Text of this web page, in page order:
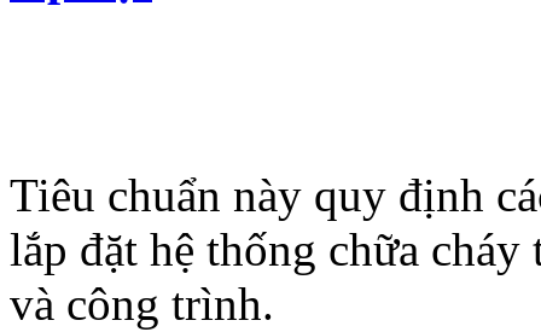
Tiêu chuẩn này quy định
lắp đặt hệ thống chữa
và công trình.